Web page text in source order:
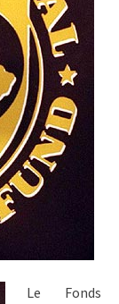
Le Fonds